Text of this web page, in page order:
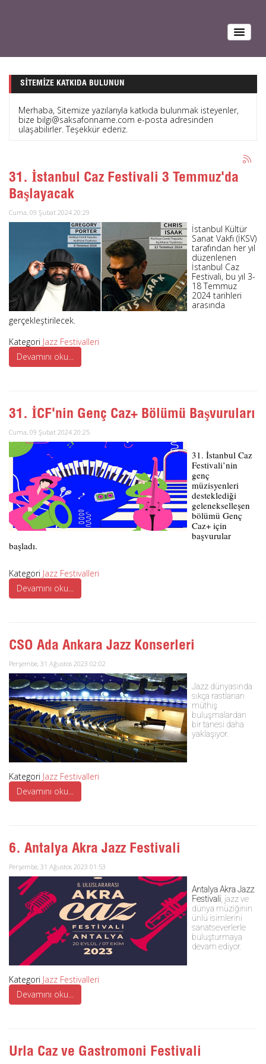
SITEMIZE KATKIDA BULUNUN
Merhaba, Sitemize yazılarıyla katkıda bulunmak isteyenler,
bize bilgi@saksafonname.com e-posta adresinden
ulaşabilirler. Teşekkür ederiz.
31. İstanbul Caz Festivali 3 Temmuz'da
Başlayacak
Cuma, 09 Şubat 2024 20:29
İstanbul Kültür
Sanat Vakfı (İKSV)
tarafından her yıl
düzenlenen
İstanbul Caz
Festivali, bu yıl 3-
18 Temmuz
2024 tarihleri
arasında
gerçekleştirilecek.
Kategori Jazz Festivalleri
Devamını oku...
31. İCF'nin Genç Caz+ Bölümü Başvuruları
Cuma, 09 Şubat 2024 20:25
31. İstanbul Caz
Festivali’nin
genç
müzisyenleri
desteklediği
gelenekselleşen
bölümü Genç
Caz+ için
başvurular
başladı.
Kategori Jazz Festivalleri
Devamını oku...
CSO Ada Ankara Jazz Konserleri
Perşembe, 31 Ağustos 2023 02:02
Jazz dünyasında
sıkça rastlanan
müthiş
buluşmalardan
bir tanesi daha
yaklaşıyor.
Kategori Jazz Festivalleri
Devamını oku...
6. Antalya Akra Jazz Festivali
Perşembe, 31 Ağustos 2023 01:53
Antalya Akra Jazz
Festivali , jazz ve
dünya müziğinin
ünlü isimlerini
sanatseverlerle
buluşturmaya
devam ediyor.
Kategori Jazz Festivalleri
Devamını oku...
Urla Caz ve Gastromoni Festivali